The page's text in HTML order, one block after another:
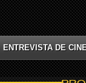
ENTREVISTA DE